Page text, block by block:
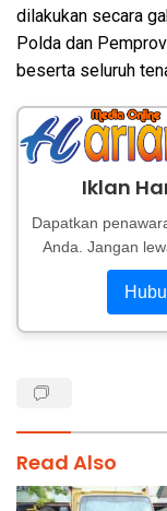
dilakukan secara
Polda dan
beserta seluruh
Iklan
Dapatkan
Anda. Jangan
Read Also